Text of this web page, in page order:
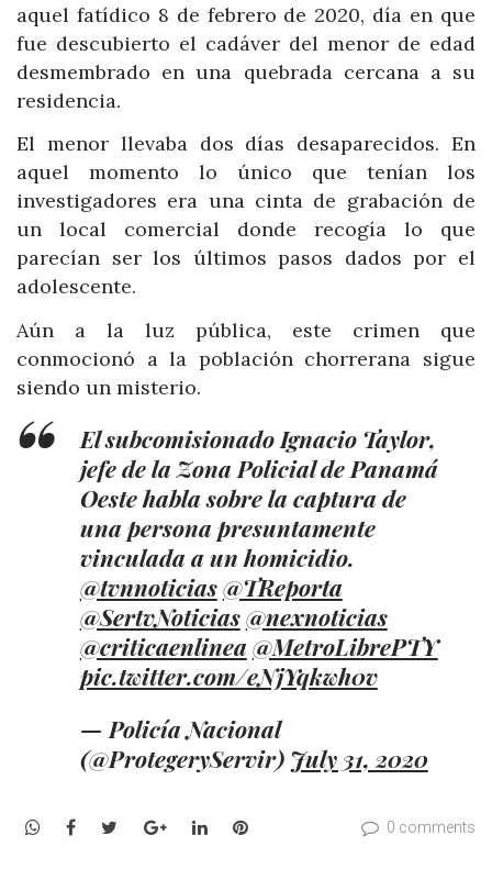
aquel fatídico 8 de febrero de 2020, día en que
fue descubierto el cadáver del menor de edad
desmembrado en una quebrada cercana a su
residencia.
El menor llevaba dos días desaparecidos. En
aquel momento lo único que tenían los
investigadores era una cinta de grabación de
un local comercial donde recogía lo que
parecían ser los últimos pasos dados por el
adolescente.
Aún a la luz pública, este crimen que
conmocionó a la población chorrerana sigue
siendo un misterio.
El subcomisionado Ignacio Taylor,
jefe de la Zona Policial de Panamá
Oeste habla sobre la captura de
una persona presuntamente
vinculada a un homicidio.
@tvnnoticias@TReporta
@SertvNoticias@nexnoticias
@criticaenlinea @MetroLibrePTY
pic.twitter.com/eNjYqkwh0v
— Policía Nacional
(@ProtegeryServir) July 31, 2020
WhatsApp
Facebook
TwitterGoogle+LinkedInPinterest 0 comments